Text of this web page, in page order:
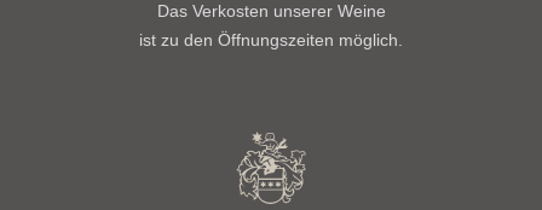
Das Verkosten unserer Weine
ist zu den Öffnungszeiten möglich.